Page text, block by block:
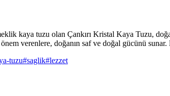
kaya tuzu olan Çankırı Kristal Kaya Tuzu,
önem verenlere, doğanın saf ve doğal gücünü
tuzu#saglik#lezzet